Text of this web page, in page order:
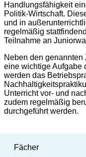
Handlungsfähigkeit
Politik-Wirtschaft.
und in
regelmäßig
Teilnahme an
Neben den
eine wichtige Aufgabe
werden das
Unterricht vor- und
zudem regelmäßig
durchgeführt werden.
Fächer